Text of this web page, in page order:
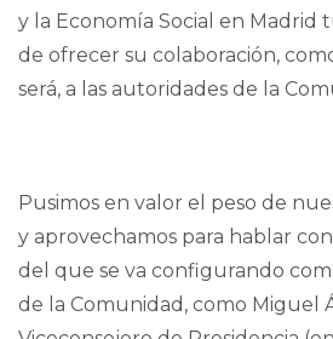
y la Economía Social en Madrid
de ofrecer su colaboración,
será, a las autoridades de la
Pusimos en valor el peso de
y aprovechamos para hablar
del que se va configurando
de la Comunidad, como Miguel